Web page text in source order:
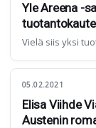
Yle Areena -
Vielä siis yksi
05.02.2021
Elisa Viihde
Austenin